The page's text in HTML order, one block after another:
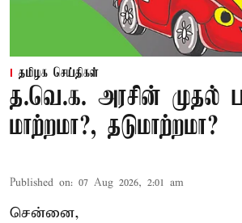
தமிழக செய்திகள்
த.வெ.க. அரசின் முதல்
மாற்றமா?, தடுமாற்றமா?
Published on: 07 Aug 2026, 2:01 am
சென்னை,